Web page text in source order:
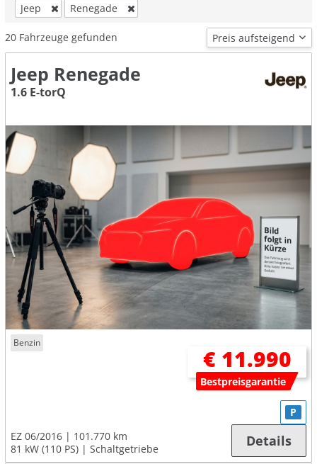
Jeep Renegade
20 Fahrzeuge gefunden
Jeep Renegade
1.6 E-torQ
Benzin
€ 11.990
Bestpreisgarantie
EZ 06/2016
101.770 km
81 kW (110 PS)
Schaltgetriebe
P
Details